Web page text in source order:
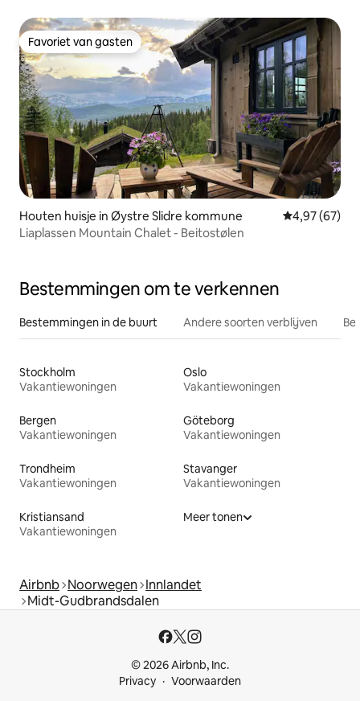
Favoriet van gasten
Favoriet van gasten
Houten huisje in Øystre Slidre kommune Gemiddelde
4,97 (67)
Liaplassen Mountain Chalet - Beitostølen
Bestemmingen om te verkennen
Bestemmingen in de buurt Andere soorten verblijven
Stockholm
Vakantiewoningen
Oslo
Vakantiewoningen
Bergen
Vakantiewoningen
Göteborg
Vakantiewoningen
Trondheim
Vakantiewoningen
Stavanger
Vakantiewoningen
Kristiansand
Vakantiewoningen
Meer tonen
Airbnb Noorwegen Innlandet
Midt-Gudbrandsdalen
© 2026 Airbnb, Inc.
Privacy
Voorwaarden